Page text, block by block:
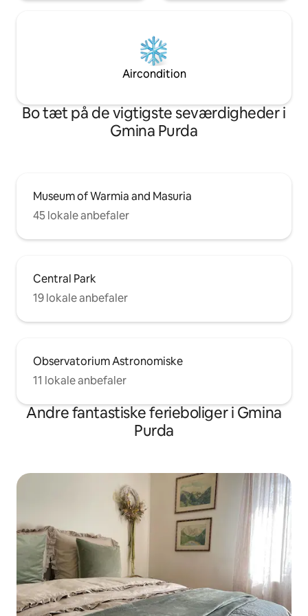
Aircondition
Bo tæt på de vigtigste seværdigheder i
Gmina Purda
Museum of Warmia and Masuria
45 lokale anbefaler
Central Park
19 lokale anbefaler
Observatorium Astronomiske
11 lokale anbefaler
Andre fantastiske ferieboliger i Gmina
Purda